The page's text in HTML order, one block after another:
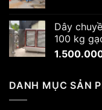
Dây
100 kg
DANH MỤC SẢN